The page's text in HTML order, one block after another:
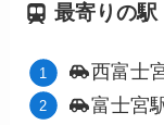
最寄りの駅
西富士
富士宮